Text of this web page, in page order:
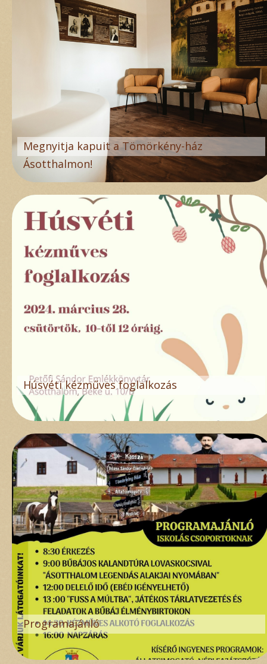
Megnyitja kapuit a Tömörkény-ház
Ásotthalmon!
Húsvéti kézműves foglalkozás
Programajánló